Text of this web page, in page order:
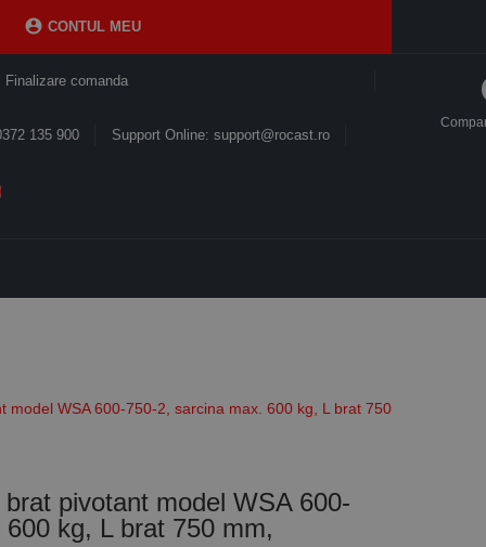
 CONTUL MEU
Finalizare comanda
Support Online: support@rocast.ro
135 900
model WSA 600-750-2, sarcina max. 600 kg, L brat 750
pivotant model WSA 600-
kg, L brat 750 mm,